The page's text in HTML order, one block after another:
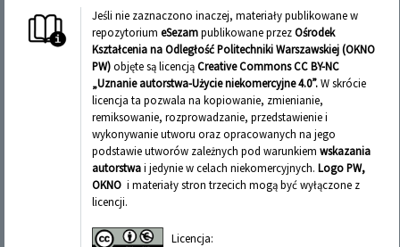
Jeśli nie zaznaczono inaczej, materiały publikowane w
repozytorium eSezampublikowane przezOśrodek
Kształcenia na Odległość Politechniki Warszawskiej (OKNO
PW)objęte są licencjąCreative Commons CC BY-NC
„Uznanie autorstwa-Użycie niekomercyjne 4.0”.W skrócie
licencja ta pozwala na kopiowanie, zmienianie,
remiksowanie, rozprowadzanie, przedstawienie i
wykonywanie utworu oraz opracowanych na jego
podstawie utworów zależnych pod warunkiem wskazania
autorstwai jedynie w celach niekomercyjnych. Logo PW,
OKNO i materiały stron trzecich mogą być wyłączone z
licencji.
Licencja: